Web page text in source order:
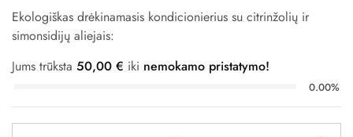
Ekologiškas drėkinamasis kondicionierius su citrinžolių ir
simonsidijų aliejais:
Jums trūksta 50,00 € iki nemokamo pristatymo!
0.00%